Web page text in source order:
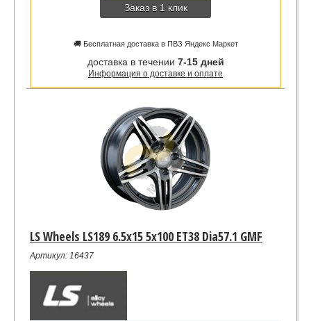
Заказ в 1 клик
🚚 Бесплатная доставка в ПВЗ Яндекс Маркет
доставка в течении 7-15 дней
Информация о доставке и оплате
LS Wheels LS189 6.5x15 5x100 ET38 Dia57.1 GMF
Артикул: 16437